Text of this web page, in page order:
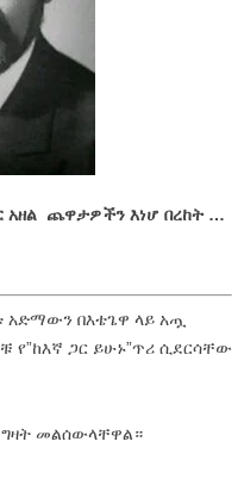
አዘል ጨዋታዎችን እነሆ በረከት …
አድማውን በእቴጌዋ ላይ አጧ
ጋር ይሁኑ”ጥሪ ሲደርሳቸው
መልሰውላቸዋል።